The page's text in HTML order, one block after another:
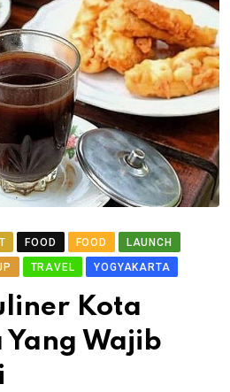
FOOD FOOD
LAUNCH
TRAVEL YOGYAKARTA
Kota
Wajib